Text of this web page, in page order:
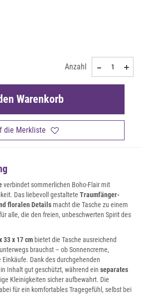
Anzahl
die Merkliste
Warenkorb
verbindet sommerlichen Boho-Flair mit
Das liebevoll gestaltete Traumfänger-
floralen Details macht die Tasche zu einem
alle, die den freien, unbeschwerten Spirit des
33 x 17 cm bietet die Tasche ausreichend
brauchst – ob Sonnencreme,
Dank des durchgehenden
Inhalt gut geschützt, während ein separates
Kleinigkeiten sicher aufbewahrt. Die
für ein komfortables Tragegefühl, selbst bei